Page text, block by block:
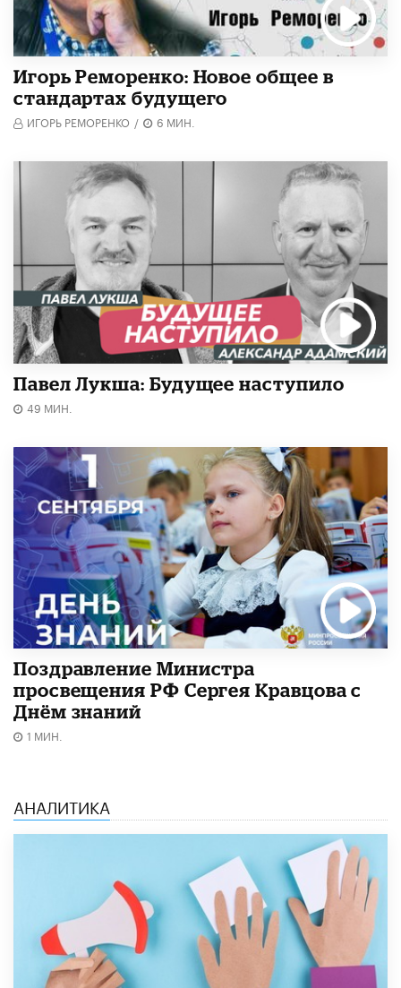
Игорь Реморенко: Новое общее в
стандартах будущего
ИГОРЬ РЕМОРЕНКО / 6 МИН.
Павел Лукша: Будущее наступило
49 МИН.
Поздравление Министра
просвещения РФ Сергея Кравцова с
Днём знаний
1 МИН.
АНАЛИТИКА